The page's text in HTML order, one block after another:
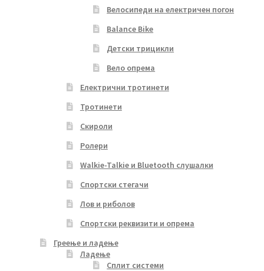
Велосипеди на електричен погон
Balance Bike
Детски трицикли
Вело опрема
Електрични тротинети
Тротинети
Скироли
Ролери
Walkie-Talkie и Bluetooth слушалки
Спортски стегачи
Лов и риболов
Спортски реквизити и опрема
Греење и ладење
Ладење
Сплит системи